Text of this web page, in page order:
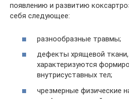
появлению и развитию
себя следующее:
разнообразные травмы;
дефекты хрящевой
характеризуются
внутрисуставных тел;
чрезмерные физические